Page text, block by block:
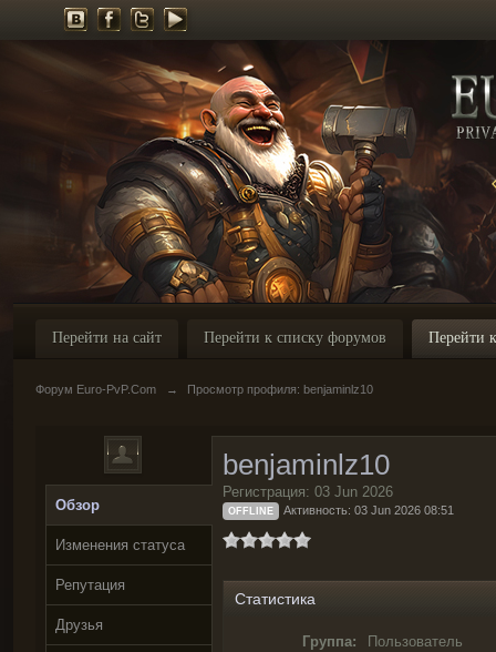
Перейти на сайт Перейти к списку форумов Перейти
Форум Euro-PvP.Com → Просмотр профиля: benjaminlz10
Обзор
Изменения статуса
Репутация
Друзья
benjaminlz10
Регистрация: 03 Jun 2026
OFFLINE Активность: 03 Jun 2026 08:51
Статистика
Группа:
Пользователь